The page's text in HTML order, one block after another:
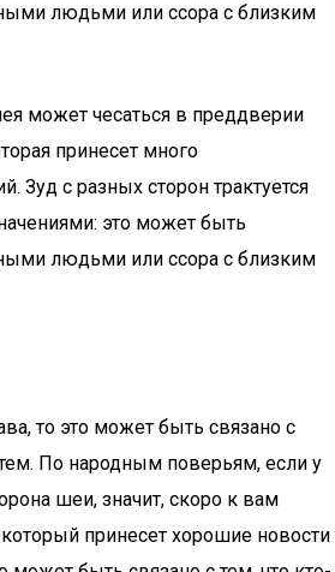
людьми или ссора с близким
может чесаться в преддверии
принесет много
Зуд с разных сторон трактуется
это может быть
людьми или ссора с близким
то это может быть связано с
По народным поверьям, если у
шеи, значит, скоро к вам
принесет хорошие новости